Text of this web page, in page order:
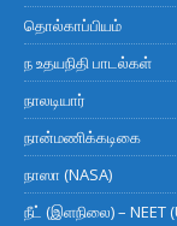
தொல்காப்பியம்
ந உதயநிதி பாடல்கள்
நாலடியார்
நான்மணிக்கடிகை
நாஸா (NASA)
நீட் (இளநிலை) – NEET